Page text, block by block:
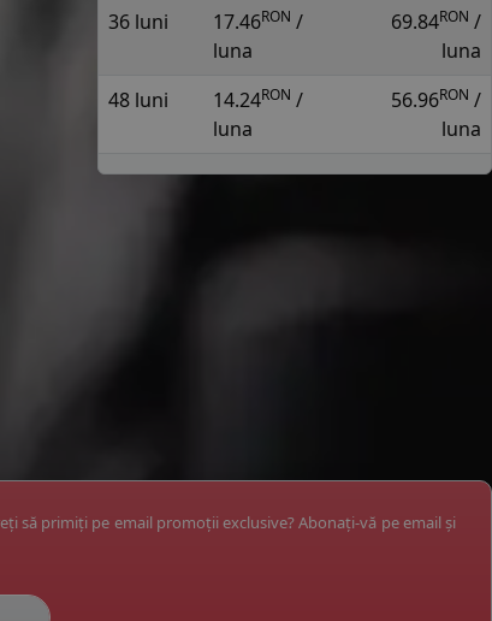
36 luni
17.46RON /
luna
69.84RON /
luna
48 luni
14.24RON /
luna
56.96RON /
luna
să primiți pe email promoții exclusive? Abonați-vă pe email și